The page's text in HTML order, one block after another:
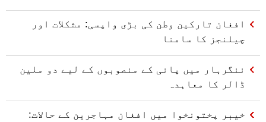
افغان تارکین وطن کی بڑی واپسی: مشکلات اور
چیلنجز کا سامنا
ننگرہار میں پانی کے منصوبوں کے لیے دو ملین
ڈالر کا معاہدہ
خیبر پختونخوا میں افغان مہاجرین کے حالات: